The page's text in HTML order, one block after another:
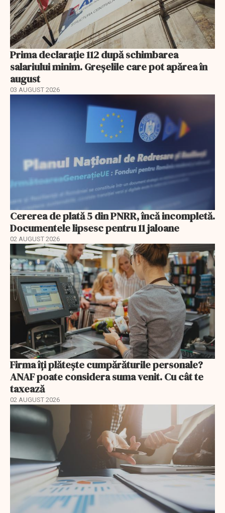
Prima declarație 112 după schimbarea
salariului minim. Greșelile care pot apărea în
august
03 AUGUST 2026
Cererea de plată 5 din PNRR, încă incompletă.
Documentele lipsesc pentru 11 jaloane
02 AUGUST 2026
Firma îți plătește cumpărăturile personale?
ANAF poate considera suma venit. Cu cât te
taxează
02 AUGUST 2026